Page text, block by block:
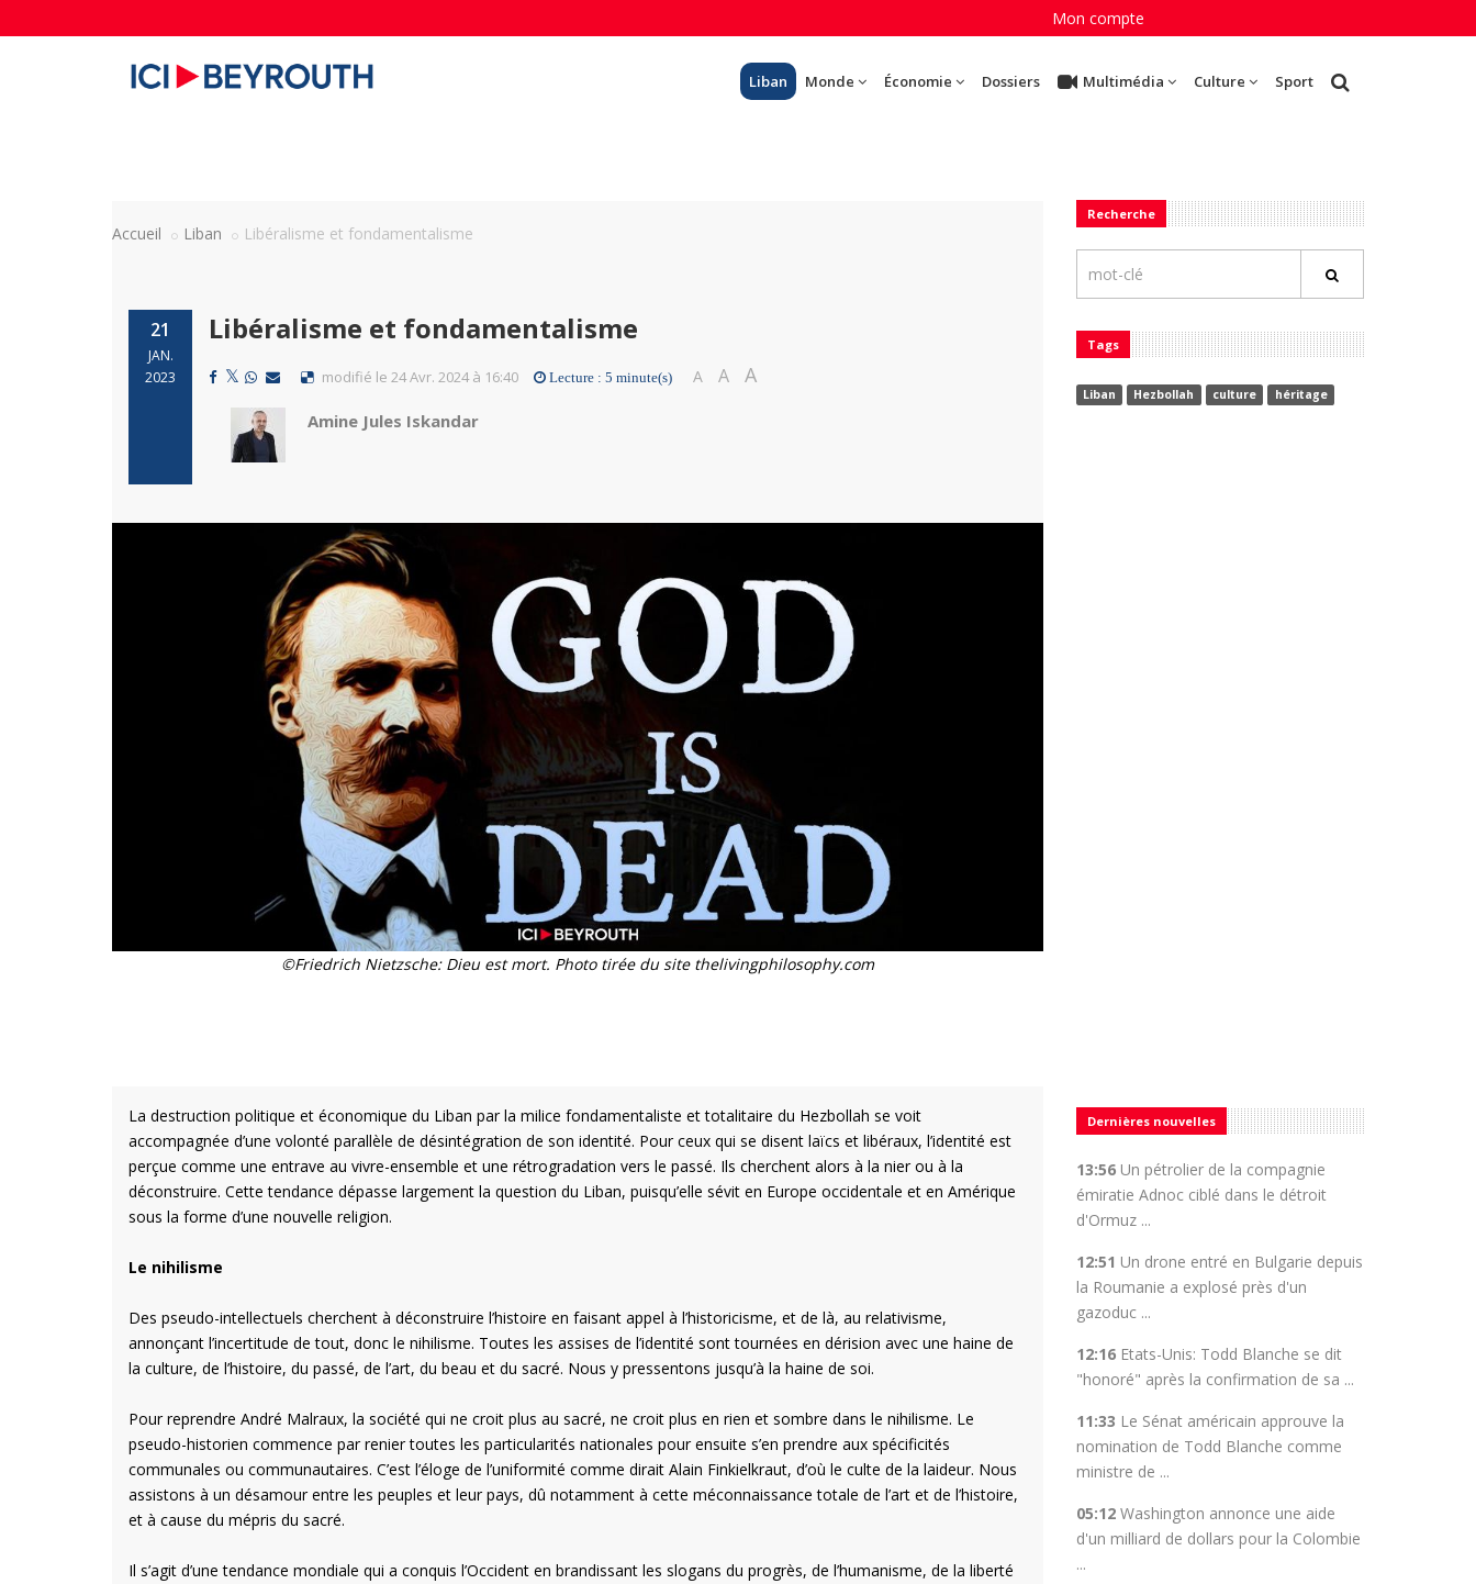
Mon compte
Liban Monde Économie Dossiers Multimédia Culture Sport
Accueil Liban Libéralisme et fondamentalisme
21
JAN.
2023
Libéralisme et fondamentalisme
modifié le 24 Avr. 2024 à 16:40 Lecture : 5 minute(s) A A A
Amine Jules Iskandar
©Friedrich Nietzsche: Dieu est mort. Photo tirée du site thelivingphilosophy.com
La destruction politique et économique du Liban par la milice fondamentaliste et totalitaire du Hezbollah se voit
accompagnée d’une volonté parallèle de désintégration de son identité. Pour ceux qui se disent laïcs et libéraux, l’identité est
perçue comme une entrave au vivre-ensemble et une rétrogradation vers le passé. Ils cherchent alors à la nier ou à la
déconstruire. Cette tendance dépasse largement la question du Liban, puisqu’elle sévit en Europe occidentale et en Amérique
sous la forme d’une nouvelle religion.
Le nihilisme
Des pseudo-intellectuels cherchent à déconstruire l’histoire en faisant appel à l’historicisme, et de là, au relativisme,
annonçant l’incertitude de tout, donc le nihilisme. Toutes les assises de l’identité sont tournées en dérision avec une haine de
la culture, de l’histoire, du passé, de l’art, du beau et du sacré. Nous y pressentons jusqu’à la haine de soi.
Pour reprendre André Malraux, la société qui ne croit plus au sacré, ne croit plus en rien et sombre dans le nihilisme. Le
pseudo-historien commence par renier toutes les particularités nationales pour ensuite s’en prendre aux spécificités
communales ou communautaires. C’est l’éloge de l’uniformité comme dirait Alain Finkielkraut, d’où le culte de la laideur. Nous
assistons à un désamour entre les peuples et leur pays, dû notamment à cette méconnaissance totale de l’art et de l’histoire,
et à cause du mépris du sacré.
Il s’agit d’une tendance mondiale qui a conquis l’Occident en brandissant les slogans du progrès, de l’humanisme, de la liberté
Recherche
Tags
Liban Hezbollah culture héritage
Dernières nouvelles
13:56 Un pétrolier de la compagnie
émiratie Adnoc ciblé dans le détroit
d'Ormuz ...
12:51 Un drone entré en Bulgarie depuis
la Roumanie a explosé près d'un
gazoduc ...
12:16 Etats-Unis: Todd Blanche se dit
"honoré" après la confirmation de sa ...
11:33 Le Sénat américain approuve la
nomination de Todd Blanche comme
ministre de ...
05:12 Washington annonce une aide
d'un milliard de dollars pour la Colombie
...